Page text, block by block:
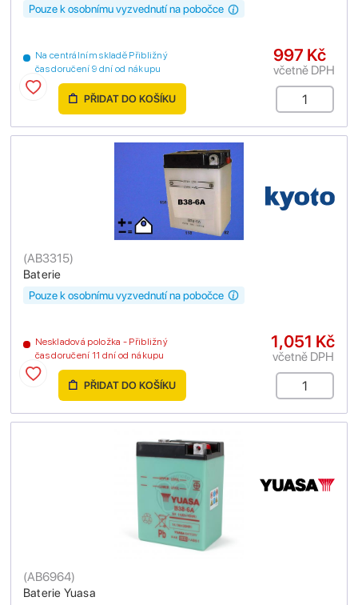
Na centrálním skladě Přibližný
čas doručení 9 dní od nákupu
Pouze k osobnímu vyzvednutí na pobočce
997 Kč
včetně DPH
PŘIDAT DO KOŠÍKU
Baterie
(AB3315)
Neskladová položka - Přibližný
čas doručení 11 dní od nákupu
Pouze k osobnímu vyzvednutí na pobočce
1,051 Kč
včetně DPH
PŘIDAT DO KOŠÍKU
Baterie Yuasa
(AB6964)